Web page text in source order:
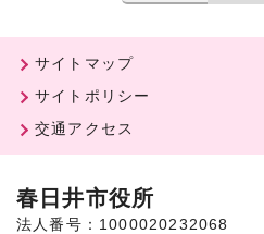
サイトマップ
サイトポリシー
交通アクセス
春日井市役所
法人番号：1000020232068